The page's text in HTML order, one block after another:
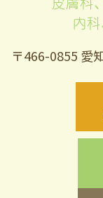
内
〒466-0855 愛